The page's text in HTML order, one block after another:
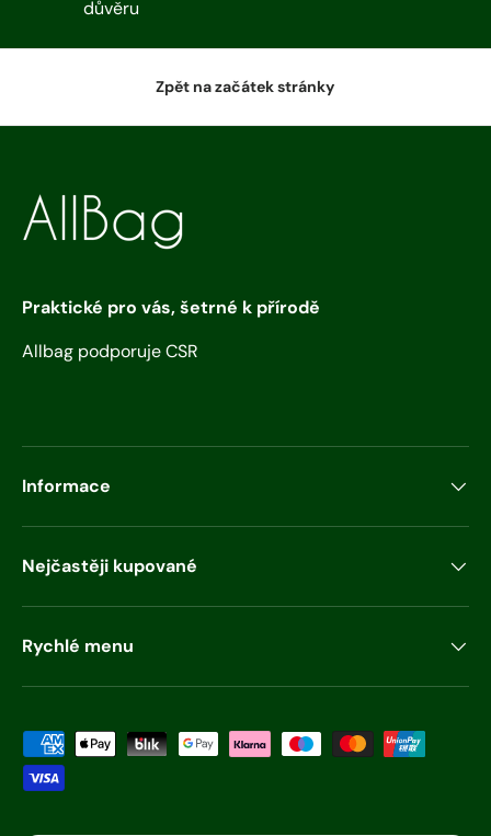
důvěru
Zpět na začátek stránky
Praktické pro vás, šetrné k přírodě
Allbag podporuje CSR
Informace
Nejčastěji kupované
Rychlé menu
Přijímané způsoby platby